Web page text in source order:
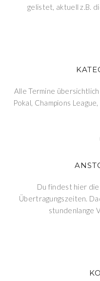
gelistet, aktuell z.B.
Alle Termine
Pokal, Champions
Du findest hier
Übertragungszeiten.
stundenlange